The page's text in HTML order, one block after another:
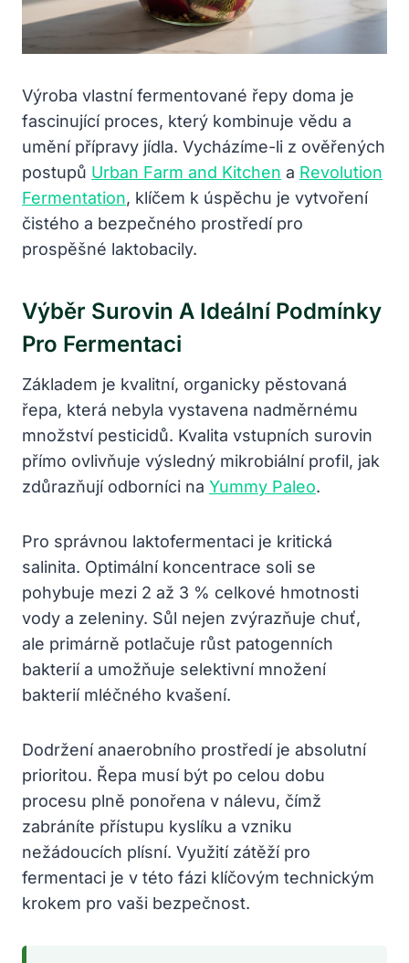
Výroba vlastní fermentované řepy doma je
fascinující proces, který kombinuje vědu a
umění přípravy jídla. Vycházíme-li z ověřených
postupů Urban Farm and Kitchen a Revolution
Fermentation, klíčem k úspěchu je vytvoření
čistého a bezpečného prostředí pro
prospěšné laktobacily.
Výběr Surovin A Ideální Podmínky
Pro Fermentaci
Základem je kvalitní, organicky pěstovaná
řepa, která nebyla vystavena nadměrnému
množství pesticidů. Kvalita vstupních surovin
přímo ovlivňuje výsledný mikrobiální profil, jak
zdůrazňují odborníci na Yummy Paleo.
Pro správnou laktofermentaci je kritická
salinita. Optimální koncentrace soli se
pohybuje mezi 2 až 3 % celkové hmotnosti
vody a zeleniny. Sůl nejen zvýrazňuje chuť,
ale primárně potlačuje růst patogenních
bakterií a umožňuje selektivní množení
bakterií mléčného kvašení.
Dodržení anaerobního prostředí je absolutní
prioritou. Řepa musí být po celou dobu
procesu plně ponořena v nálevu, čímž
zabráníte přístupu kyslíku a vzniku
nežádoucích plísní. Využití zátěží pro
fermentaci je v této fázi klíčovým technickým
krokem pro vaši bezpečnost.